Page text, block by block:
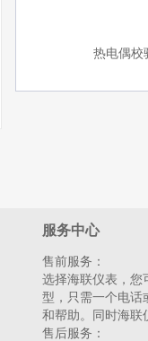
热电偶校
服务中心
售前服务：
选择海联仪表，您
型，只需一个电话
和帮助。同时海联
售后服务：